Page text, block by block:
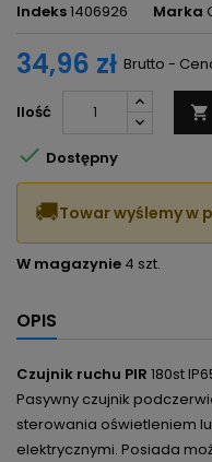
Indeks1406926 Marka
34,96 zł Brutto -
Ilość 
 Dostępny
🚚Towar wyślemy w
W magazynie 4 szt.
OPIS
Czujnik ruchu PIR 180st
Pasywny czujnik
sterowania oświetleniem
elektrycznymi. Posiada